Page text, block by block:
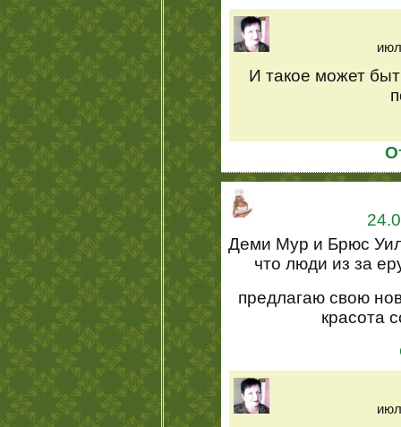
И такое может
Деми Мур и Брюс
что люди из за
предлагаю свою
красота